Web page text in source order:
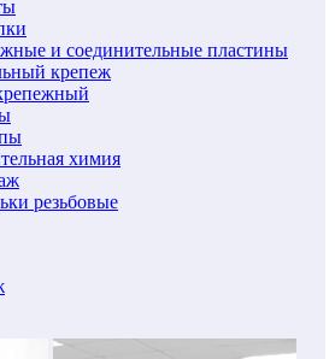
и соединительные пластины
крепеж
химия
резьбовые